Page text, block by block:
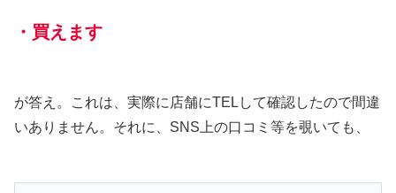
・買えます
が答え。これは、実際に店舗にTELして確認したので間違
いありません。それに、SNS上の口コミ等を覗いても、